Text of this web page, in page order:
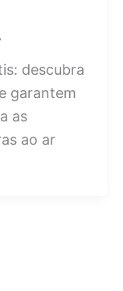
descubra
garantem
as
ao ar